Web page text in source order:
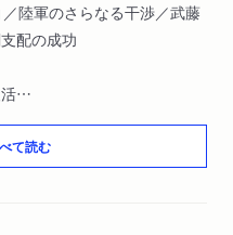
／陸軍のさらなる干渉／武藤
配の成功
事一元化としての現役武官
官制／小磯内閣組閣時の広
長官会議」の廃止／三長官会
て読む